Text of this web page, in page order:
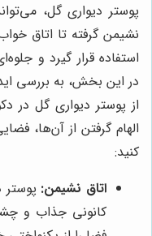
پوستر دیواری گل،
نشیمن گرفته تا اتاق
استفاده قرار گیرد و
در این بخش، به بررسی
از پوستر دیواری گل در
الهام گرفتن از آن‌ها،
کنید:
اتاق نشیمن:
کانونی جذاب و